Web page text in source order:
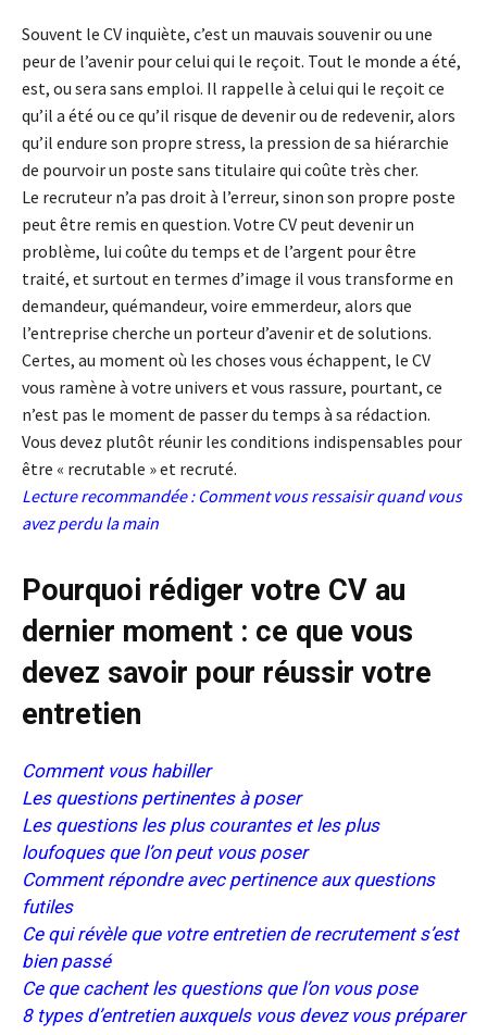
Souvent le CV inquiète, c’est un mauvais souvenir ou une
peur de l’avenir pour celui qui le reçoit. Tout le monde a été,
est, ou sera sans emploi. Il rappelle à celui qui le reçoit ce
qu’il a été ou ce qu’il risque de devenir ou de redevenir, alors
qu’il endure son propre stress, la pression de sa hiérarchie
de pourvoir un poste sans titulaire qui coûte très cher.
Le recruteur n’a pas droit à l’erreur, sinon son propre poste
peut être remis en question. Votre CV peut devenir un
problème, lui coûte du temps et de l’argent pour être
traité, et surtout en termes d’image il vous transforme en
demandeur, quémandeur, voire emmerdeur, alors que
l’entreprise cherche un porteur d’avenir et de solutions.
Certes, au moment où les choses vous échappent, le CV
vous ramène à votre univers et vous rassure, pourtant, ce
n’est pas le moment de passer du temps à sa rédaction.
Vous devez plutôt réunir les conditions indispensables pour
être « recrutable » et recruté.
Lecture recommandée : Comment vous ressaisir quand vous
avez perdu la main
Pourquoi rédiger votre CV au
dernier moment : ce que vous
devez savoir pour réussir votre
entretien
Comment vous habiller
Les questions pertinentes à poser
Les questions les plus courantes et les plus
loufoques que l’on peut vous poser
Comment répondre avec pertinence aux questions
futiles
Ce qui révèle que votre entretien de recrutement s’est
bien passé
Ce que cachent les questions que l’on vous pose
8 types d’entretien auxquels vous devez vous préparer